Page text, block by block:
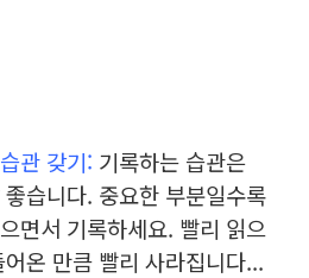
관 갖기: 기록하는 습관은
습니다. 중요한 부분일수록
면서 기록하세요. 빨리 읽으
온 만큼 빨리 사라집니다...